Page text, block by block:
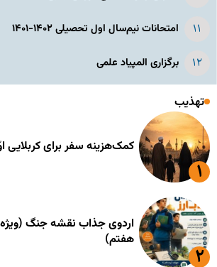
امتحانات نیم‌سال اول تحصیلی ۱۴۰۲-۱۴۰۱
برگزاری المپیاد علمی
تهذیب
کمک‌هزینه سفر برای کربلایی
اردوی جذاب نقشه جنگ
هفتم)